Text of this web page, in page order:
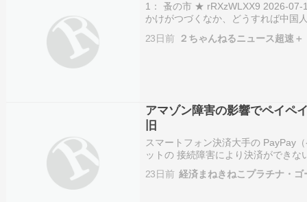
1： 蚤の市 ★ rRXzWLXX9 2026-07-
かけがつづくなか、どうすれば中国
は国内の観光業界にとって稼ぎ頭
ヒントを示しているのが、本…
23日前 ２ちゃんねるニュース超速＋
アマゾン障害の影響でペイペ
旧
スマートフォン決済大手の PayPay
ットの 接続障害により決済ができ
にほぼ復旧した。 ペイペイによる
ン・ウェブ・サービス（AWS）」の
23日前 経済まねきねこプラチナ・ゴ